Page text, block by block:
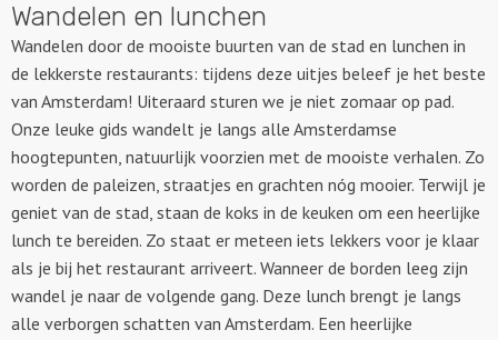
Wandelen en lunchen
Wandelen door de mooiste buurten van de stad en lunchen in
de lekkerste restaurants: tijdens deze uitjes beleef je het beste
van Amsterdam! Uiteraard sturen we je niet zomaar op pad.
Onze leuke gids wandelt je langs alle Amsterdamse
hoogtepunten, natuurlijk voorzien met de mooiste verhalen. Zo
worden de paleizen, straatjes en grachten nóg mooier. Terwijl je
geniet van de stad, staan de koks in de keuken om een heerlijke
lunch te bereiden. Zo staat er meteen iets lekkers voor je klaar
als je bij het restaurant arriveert. Wanneer de borden leeg zijn
wandel je naar de volgende gang. Deze lunch brengt je langs
alle verborgen schatten van Amsterdam. Een heerlijke